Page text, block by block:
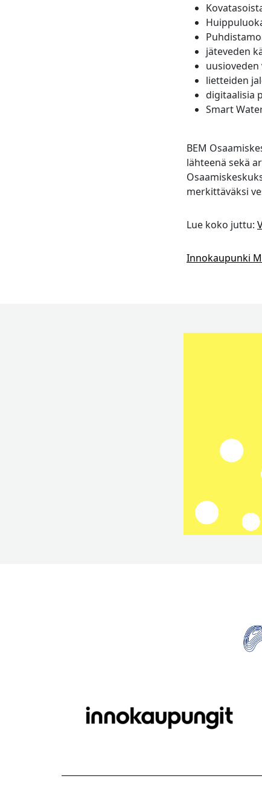
jäteveden
lietteiden
digitaalisia
Smart
BEM
lähteenä sekä
merkittäväksi
Lue koko juttu:
Innokaupunki